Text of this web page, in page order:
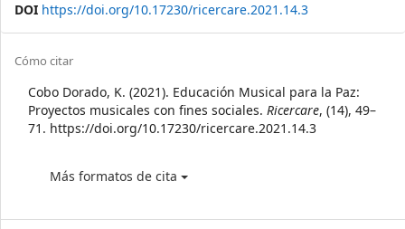
DOI https://doi.org/10.17230/ricercare.2021.14.3
Article
Details
Cómo citar
Cobo Dorado, K. (2021). Educación Musical para la Paz:
Proyectos musicales con fines sociales. Ricercare, (14), 49–
71. https://doi.org/10.17230/ricercare.2021.14.3
Más formatos de cita